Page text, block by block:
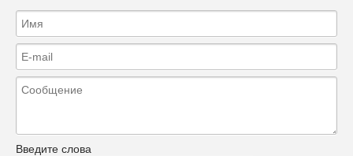
Введите слова